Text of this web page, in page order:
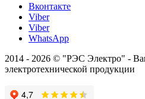
Вконтакте
Viber
Viber
WhatsApp
2014 - 2026 © "РЭС Электро" -
электротехнической продукции